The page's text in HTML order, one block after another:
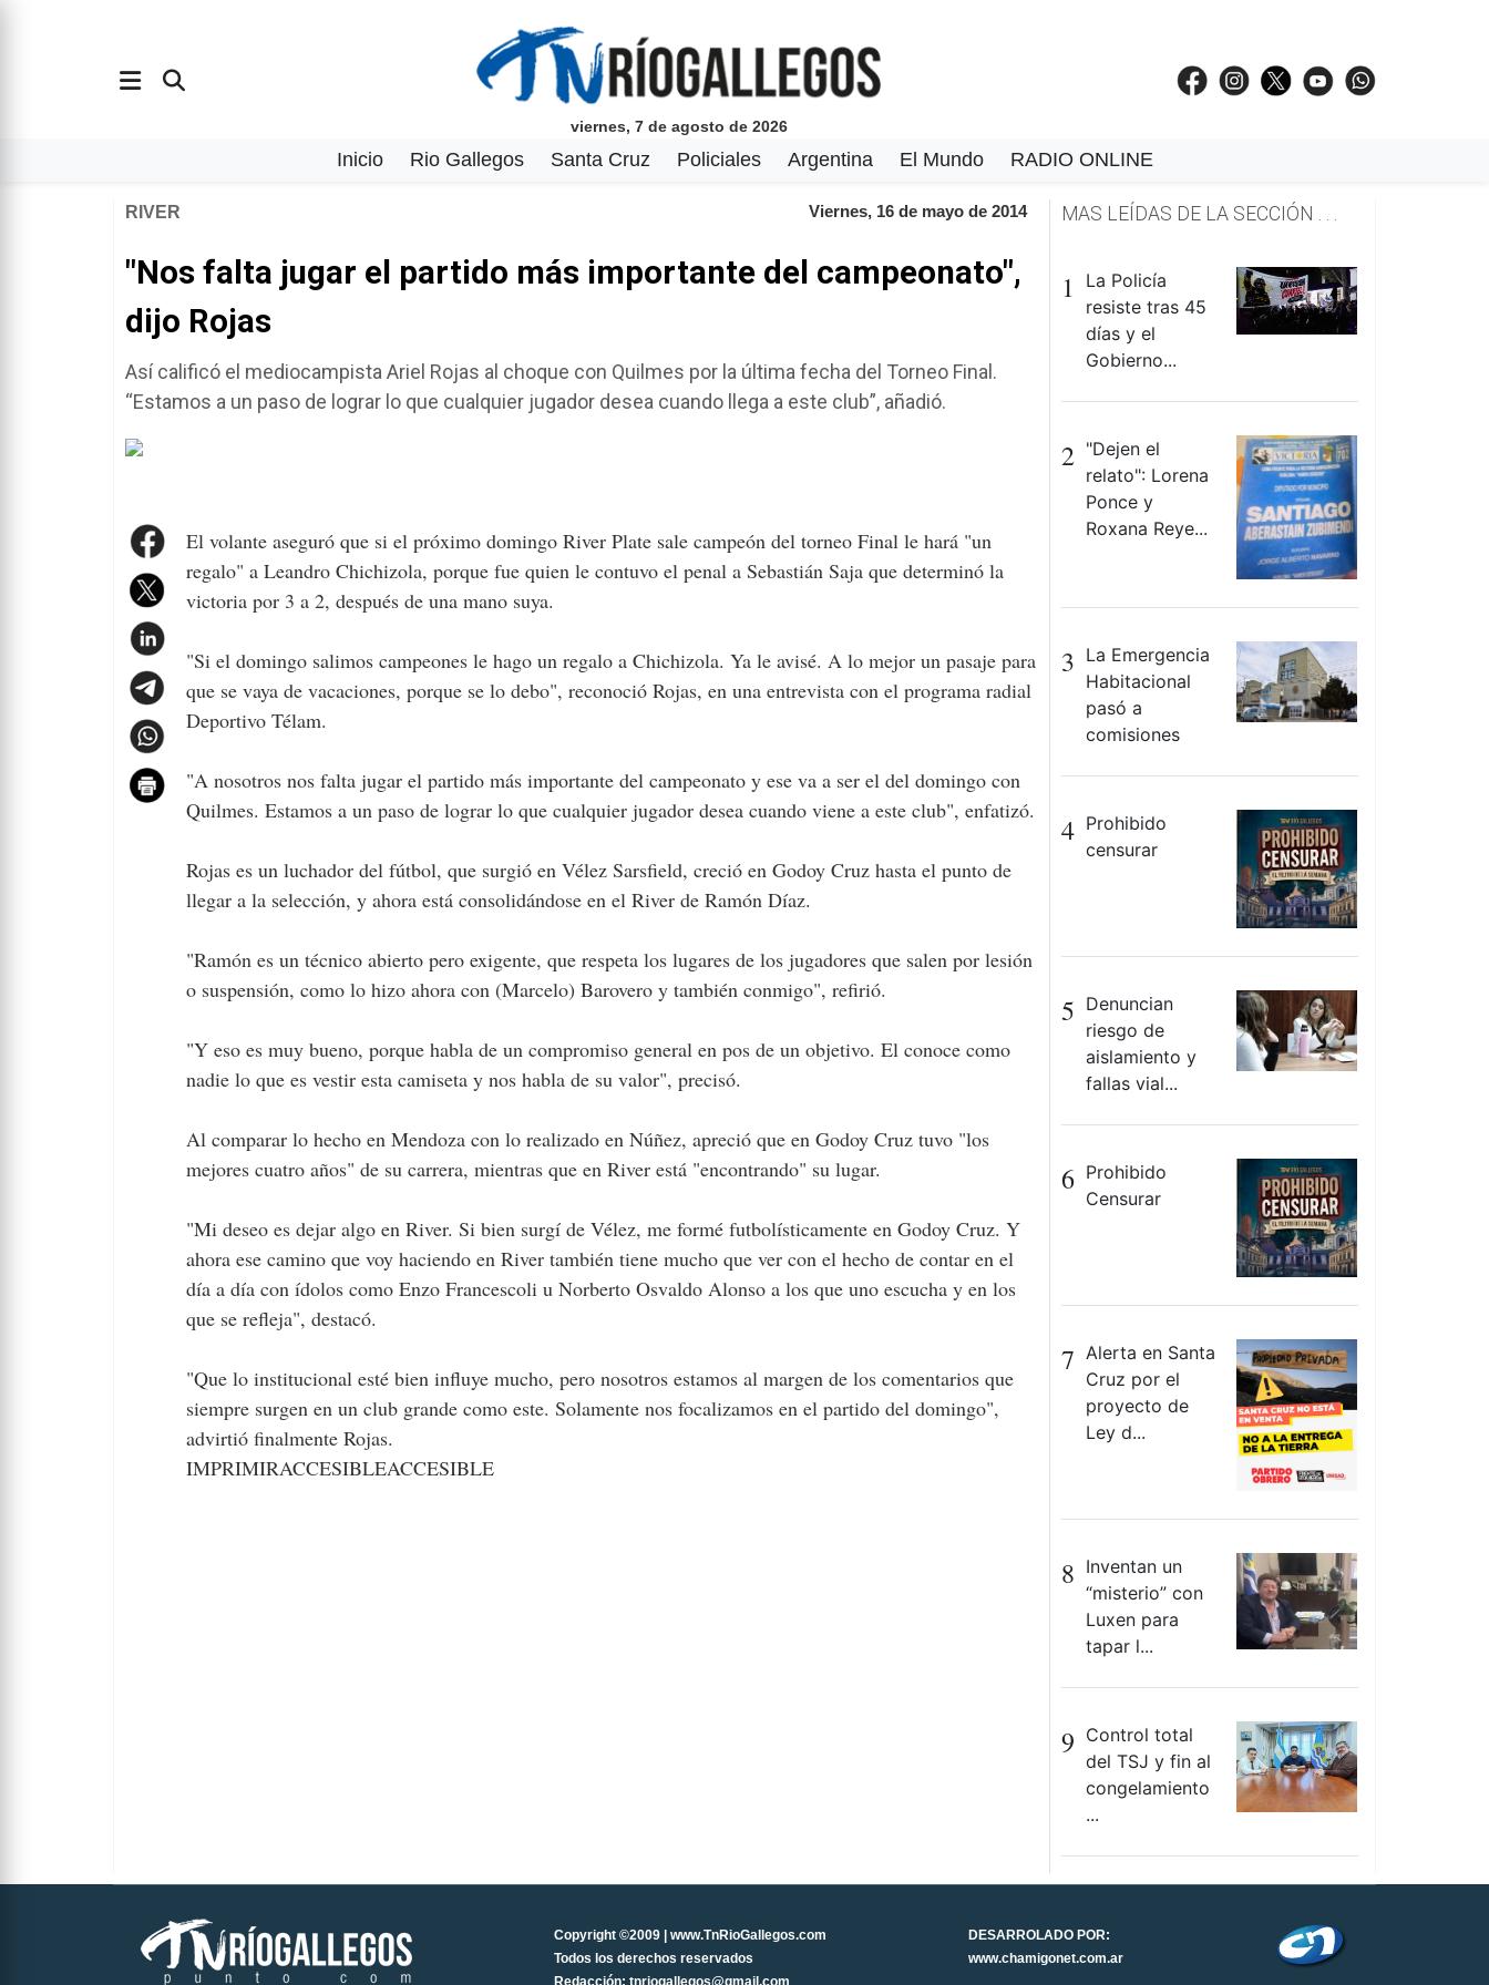
viernes, 7 de agosto de 2026
Inicio Rio Gallegos Santa Cruz Policiales Argentina El Mundo RADIO ONLINE
RIVER Viernes, 16 de mayo de 2014
"Nos falta jugar el partido más importante del campeonato",
dijo Rojas
Así calificó el mediocampista Ariel Rojas al choque con Quilmes por la última fecha del Torneo Final.
“Estamos a un paso de lograr lo que cualquier jugador desea cuando llega a este club”, añadió.
El volante aseguró que si el próximo domingo River Plate sale campeón del torneo Final le hará "un
regalo" a Leandro Chichizola, porque fue quien le contuvo el penal a Sebastián Saja que determinó la
victoria por 3 a 2, después de una mano suya.
"Si el domingo salimos campeones le hago un regalo a Chichizola. Ya le avisé. A lo mejor un pasaje para
que se vaya de vacaciones, porque se lo debo", reconoció Rojas, en una entrevista con el programa radial
Deportivo Télam.
"A nosotros nos falta jugar el partido más importante del campeonato y ese va a ser el del domingo con
Quilmes. Estamos a un paso de lograr lo que cualquier jugador desea cuando viene a este club", enfatizó.
Rojas es un luchador del fútbol, que surgió en Vélez Sarsfield, creció en Godoy Cruz hasta el punto de
llegar a la selección, y ahora está consolidándose en el River de Ramón Díaz.
"Ramón es un técnico abierto pero exigente, que respeta los lugares de los jugadores que salen por lesión
o suspensión, como lo hizo ahora con (Marcelo) Barovero y también conmigo", refirió.
"Y eso es muy bueno, porque habla de un compromiso general en pos de un objetivo. El conoce como
nadie lo que es vestir esta camiseta y nos habla de su valor", precisó.
Al comparar lo hecho en Mendoza con lo realizado en Núñez, apreció que en Godoy Cruz tuvo "los
mejores cuatro años" de su carrera, mientras que en River está "encontrando" su lugar.
"Mi deseo es dejar algo en River. Si bien surgí de Vélez, me formé futbolísticamente en Godoy Cruz. Y
ahora ese camino que voy haciendo en River también tiene mucho que ver con el hecho de contar en el
día a día con ídolos como Enzo Francescoli u Norberto Osvaldo Alonso a los que uno escucha y en los
que se refleja", destacó.
"Que lo institucional esté bien influye mucho, pero nosotros estamos al margen de los comentarios que
siempre surgen en un club grande como este. Solamente nos focalizamos en el partido del domingo",
advirtió finalmente Rojas.
IMPRIMIRACCESIBLEACCESIBLE
MAS LEÍDAS DE LA SECCIÓN . . .
1
La Policía
resiste tras 45
días y el
Gobierno...
2 "Dejen el
relato": Lorena
Ponce y
Roxana Reye...
3 La Emergencia
Habitacional
pasó a
comisiones
4 Prohibido
censurar
5 Denuncian
riesgo de
aislamiento y
fallas vial...
6 Prohibido
Censurar
7 Alerta en Santa
Cruz por el
proyecto de
Ley d...
8 Inventan un
“misterio” con
Luxen para
tapar l...
9 Control total
del TSJ y fin al
congelamiento
...
Copyright ©2009 | www.TnRioGallegos.com
Todos los derechos reservados
Redacción: tnriogallegos@gmail.com
DESARROLADO POR:
www.chamigonet.com.ar